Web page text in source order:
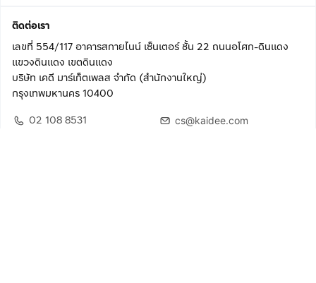
ติดต่อเรา
เลขที่ 554/117 อาคารสกายไนน์ เซ็นเตอร์ ชั้น 22 ถนนอโศก-ดินแดง
แขวงดินแดง เขตดินแดง
บริษัท เคดี มาร์เก็ตเพลส จำกัด (สำนักงานใหญ่)
กรุงเทพมหานคร 10400
02 108 8531
cs@kaidee.com